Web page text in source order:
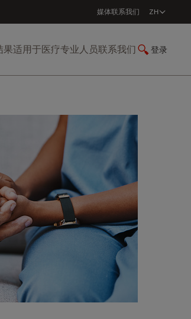
媒体联系我们 ZH
果适用于医疗专业人员联系我们 登录